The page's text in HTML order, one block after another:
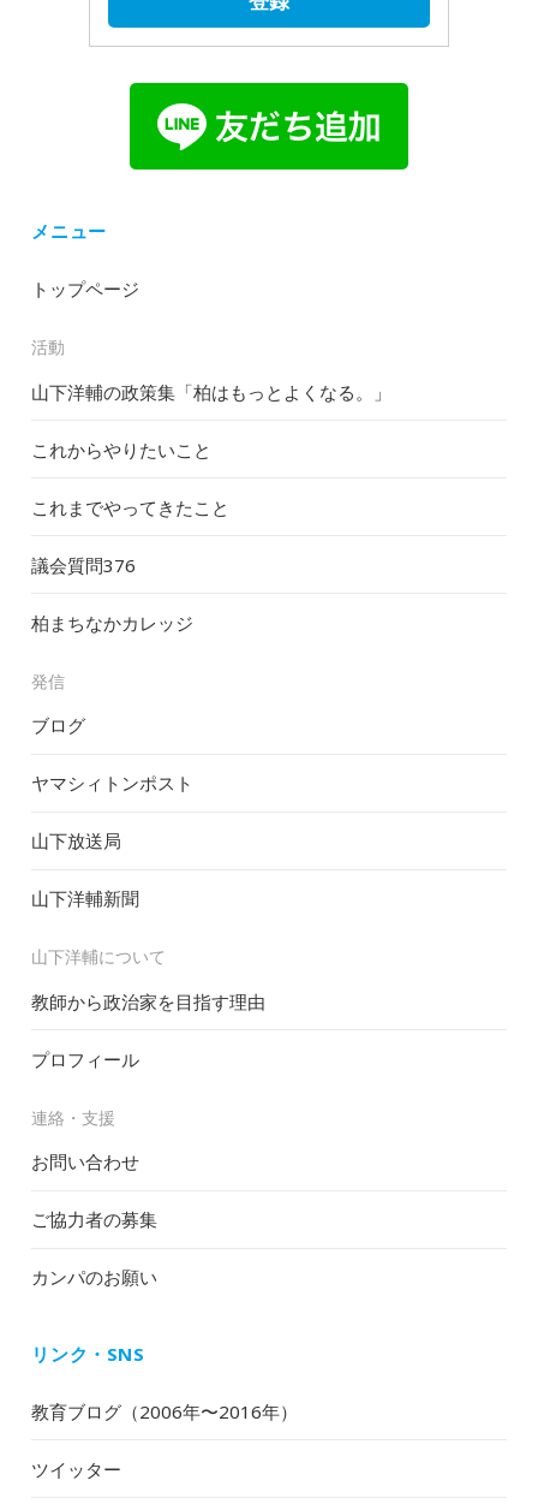
メニュー
トップページ
活動
山下洋輔の政策集「柏はもっとよくなる。」
これからやりたいこと
これまでやってきたこと
議会質問376
柏まちなかカレッジ
発信
ブログ
ヤマシィトンポスト
山下放送局
山下洋輔新聞
山下洋輔について
教師から政治家を目指す理由
プロフィール
連絡・支援
お問い合わせ
ご協力者の募集
カンパのお願い
リンク・SNS
教育ブログ（2006年〜2016年）
ツイッター